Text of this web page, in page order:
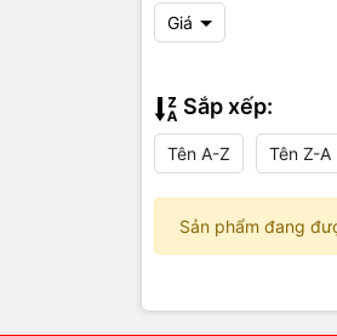
Giá
Sắp xếp:
Tên A-Z Tên Z-A
Sản phẩm đang